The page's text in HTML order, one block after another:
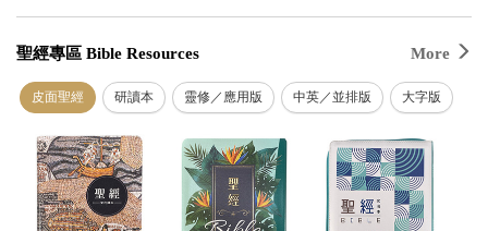
聖經專區 Bible Resources More
皮面聖經 研讀本 靈修／應用版 中英／並排版 大字版